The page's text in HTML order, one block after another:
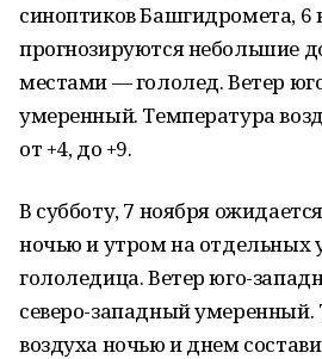
синоптиков Башгидромета, 6
прогнозируются небольшие
местами — гололед. Ветер
умеренный. Температура
от +4, до +9.
В субботу, 7 ноября
ночью и утром на отдельных
гололедица. Ветер юго-
северо-западный умеренный.
воздуха ночью и днем